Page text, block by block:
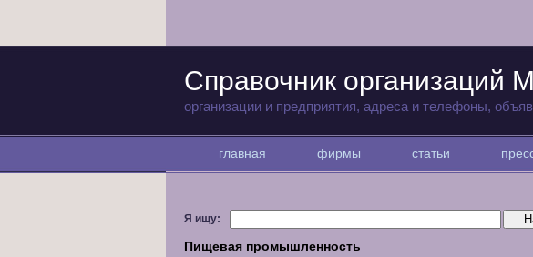
Справочник организаций
организации и предприятия, адреса и телефоны,
главная фирмы статьи
Я ищу:
Пищевая промышленность